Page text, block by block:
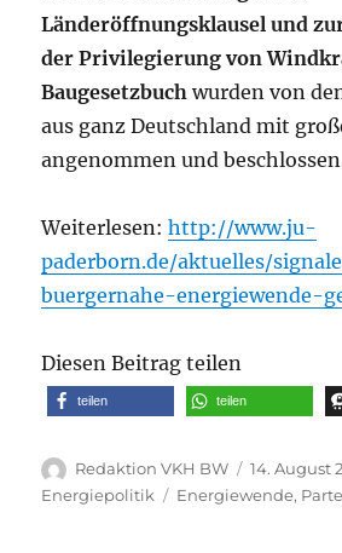
Länderöffnungsklausel und
der Privilegierung von
Baugesetzbuch wurden von
aus ganz Deutschland mit
angenommen und
Weiterlesen:http://www.ju-
paderborn.de/aktuelles/
buergernahe-energiewende-
Diesen Beitrag teilen
teilen teilen
Autor
Redaktion VKH BW
am
14. August
Energiepolitik
Schlagwörter
Energiewende,